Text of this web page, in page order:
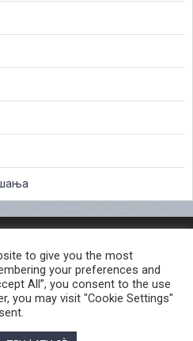
ОД ЈАВЕН КАРАКТЕР
ДЕЛО
КОРИСНИ ЛИНКОВИ
ВЕБ СТРАНИЦА
to give you the most
your preferences and
All”, you consent to the use
you may visit "Cookie Settings"